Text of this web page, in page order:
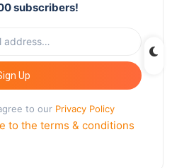
subscribers!
Up
to our Privacy Policy
to the terms & conditions